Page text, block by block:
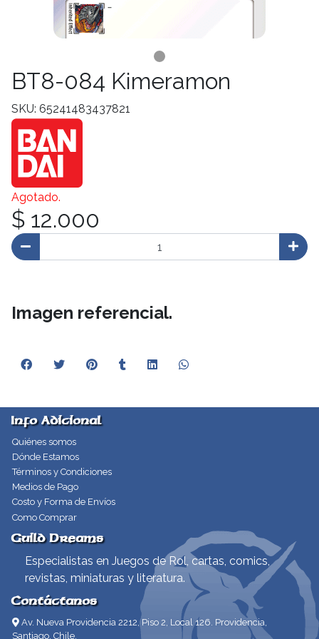
BT8-084 Kimeramon
SKU: 65241483437821
Agotado.
$ 12.000
Imagen referencial.
Info Adicional
Quiénes somos
Dónde Estamos
Términos y Condiciones
Medios de Pago
Costo y Forma de Envíos
Como Comprar
Guild Dreams
Especialistas en Juegos de Rol, cartas, comics,
revistas, miniaturas y literatura.
Contáctanos
Av. Nueva Providencia 2212, Piso 2, Local 126. Providencia,
Santiago, Chile.